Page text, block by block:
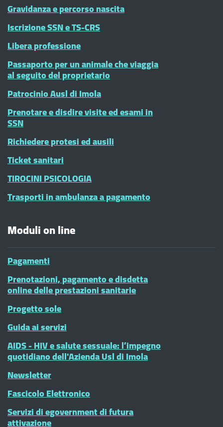
Gravidanza e percorso nascita
Iscrizione SSN e TS-CRS
Libera professione
Passaporto per un animale che viaggia
al seguito del proprietario
Patrocinio Ausl di Imola
Prenotare e disdire visite ed esami in
SSN
Richiedere protesi ed ausili
Ticket sanitari
TIROCINI PSICOLOGIA
Trasporti in ambulanza a pagamento
Moduli on line
Pagamenti
Prenotazioni, pagamento e disdetta
online delle prestazioni sanitarie
Progetto sole
Guida ai servizi
AIDS - HIV e salute sessuale: l’impegno
quotidiano dell'Azienda Usl di Imola
Newsletter
Fascicolo Elettronico
Servizi di egovernment di futura
attivazione